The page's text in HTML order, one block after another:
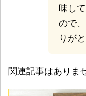
味し
ので
りが
関連記事はありま